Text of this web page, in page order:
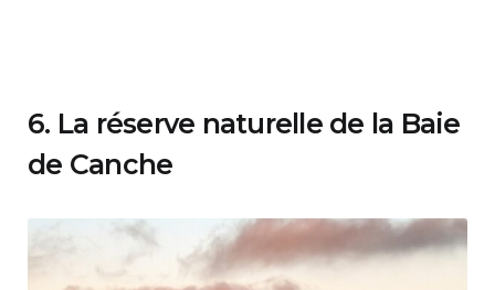
6. La réserve naturelle de la Baie
de Canche